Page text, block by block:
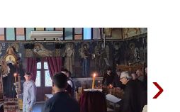
›